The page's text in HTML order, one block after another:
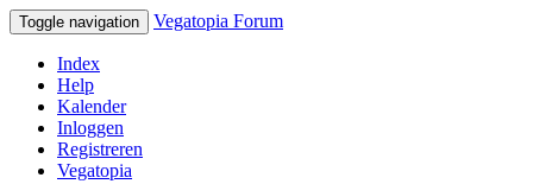
Toggle navigation Vegatopia Forum
Index
Help
Kalender
Inloggen
Registreren
Vegatopia